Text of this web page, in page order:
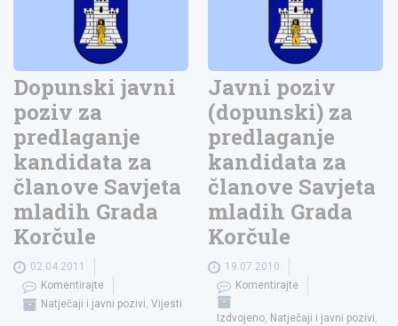
Dopunski javni
poziv za
predlaganje
kandidata za
članove Savjeta
mladih Grada
Korčule
02.04.2011
Komentirajte
Natječaji i javni pozivi, Vijesti
Javni poziv
(dopunski) za
predlaganje
kandidata za
članove Savjeta
mladih Grada
Korčule
19.07.2010
Komentirajte
Izdvojeno, Natječaji i javni pozivi,